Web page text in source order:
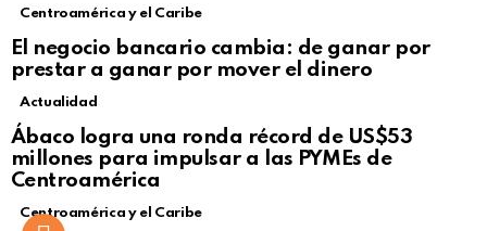
Centroamérica y el Caribe
El negocio bancario cambia: de ganar por
prestar a ganar por mover el dinero
Not Safe For Work
Click to view this post
Actualidad
Ábaco logra una ronda récord de US$53
millones para impulsar a las PYMEs de
Centroamérica
Centroamérica y el Caribe